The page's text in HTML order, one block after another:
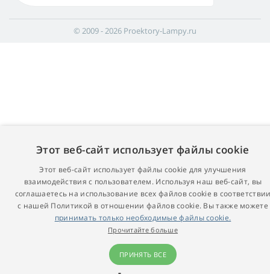
© 2009 - 2026 Proektory-Lampy.ru
Этот веб-сайт использует файлы cookie
Этот веб-сайт использует файлы cookie для улучшения
взаимодействия с пользователем. Используя наш веб-сайт, вы
соглашаетесь на использование всех файлов cookie в
с нашей Политикой в ​​отношении файлов cookie. Вы также можете
принимать только необходимые файлы cookie.
Прочитайте больше
ПРИНЯТЬ ВСЕ